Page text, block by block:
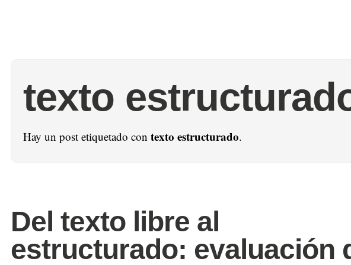
texto
Hay un post etiquetado con texto estructurado.
Del texto libre al
estructurado: evaluación